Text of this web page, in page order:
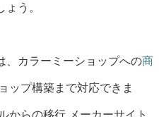
う。
カラーミーショップへの商
ップ構築まで対応できま
からの移行 メーカーサイト